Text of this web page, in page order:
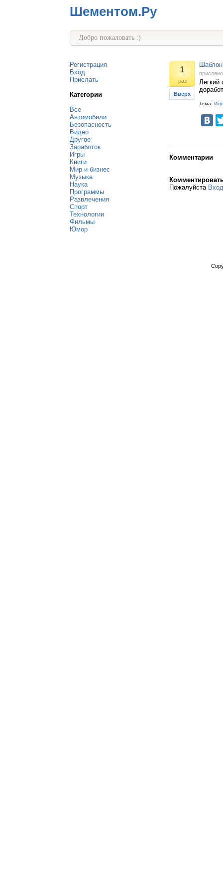
Шементом.Ру
Добро пожаловать :)
Регистрация
Вход
Прислать
Категории
Все
Автомобили
Безопасность
Видео
Другое
Заработок
Игры
Книги
Мир и бизнес
Музыка
Наука
Программы
Развлечения
Спорт
Технологии
Фильмы
Юмор
1
раз
Вверх
Легкий
Тема:
Комментарии
Пожалуйста Вход